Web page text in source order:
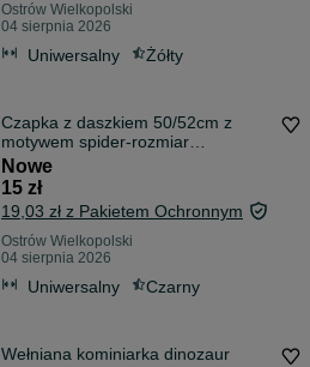
Ostrów Wielkopolski
04 sierpnia 2026
Uniwersalny Żółty
Czapka z daszkiem 50/52cm z
motywem spider-rozmiar
uniwersalny KappAhl
Nowe
15 zł
19,03 zł z Pakietem Ochronnym
Ostrów Wielkopolski
04 sierpnia 2026
Uniwersalny Czarny
Wełniana kominiarka dinozaur